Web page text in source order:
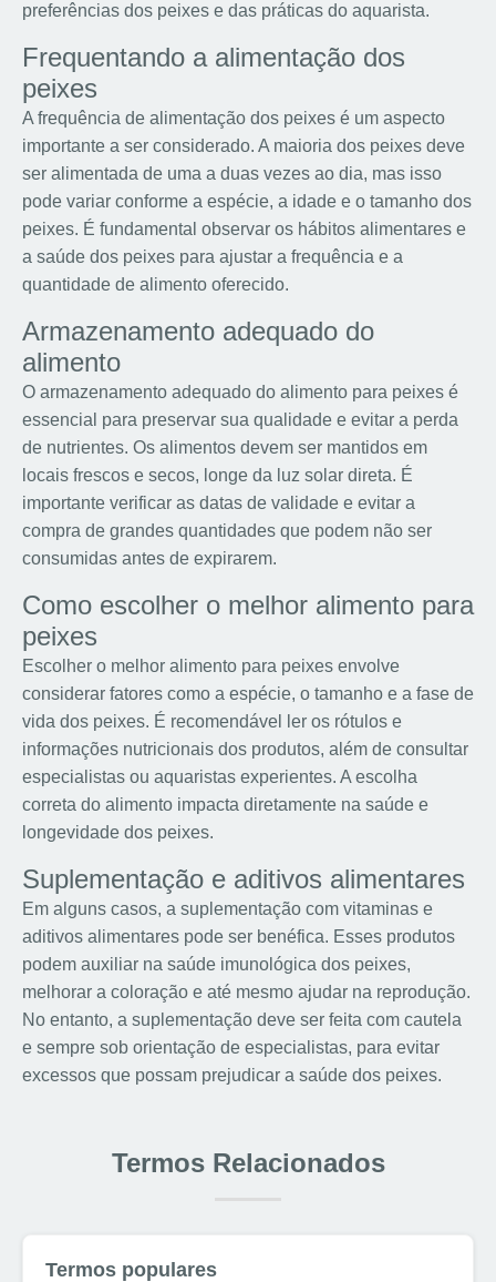
preferências dos peixes e das práticas do aquarista.
Frequentando a alimentação dos
peixes
A frequência de alimentação dos peixes é um aspecto
importante a ser considerado. A maioria dos peixes deve
ser alimentada de uma a duas vezes ao dia, mas isso
pode variar conforme a espécie, a idade e o tamanho dos
peixes. É fundamental observar os hábitos alimentares e
a saúde dos peixes para ajustar a frequência e a
quantidade de alimento oferecido.
Armazenamento adequado do
alimento
O armazenamento adequado do alimento para peixes é
essencial para preservar sua qualidade e evitar a perda
de nutrientes. Os alimentos devem ser mantidos em
locais frescos e secos, longe da luz solar direta. É
importante verificar as datas de validade e evitar a
compra de grandes quantidades que podem não ser
consumidas antes de expirarem.
Como escolher o melhor alimento para
peixes
Escolher o melhor alimento para peixes envolve
considerar fatores como a espécie, o tamanho e a fase de
vida dos peixes. É recomendável ler os rótulos e
informações nutricionais dos produtos, além de consultar
especialistas ou aquaristas experientes. A escolha
correta do alimento impacta diretamente na saúde e
longevidade dos peixes.
Suplementação e aditivos alimentares
Em alguns casos, a suplementação com vitaminas e
aditivos alimentares pode ser benéfica. Esses produtos
podem auxiliar na saúde imunológica dos peixes,
melhorar a coloração e até mesmo ajudar na reprodução.
No entanto, a suplementação deve ser feita com cautela
e sempre sob orientação de especialistas, para evitar
excessos que possam prejudicar a saúde dos peixes.
Termos Relacionados
Termos populares